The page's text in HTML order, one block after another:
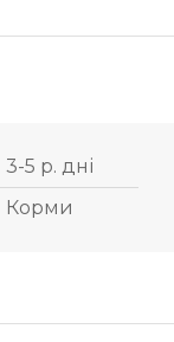
3-5 р. дні
Корми